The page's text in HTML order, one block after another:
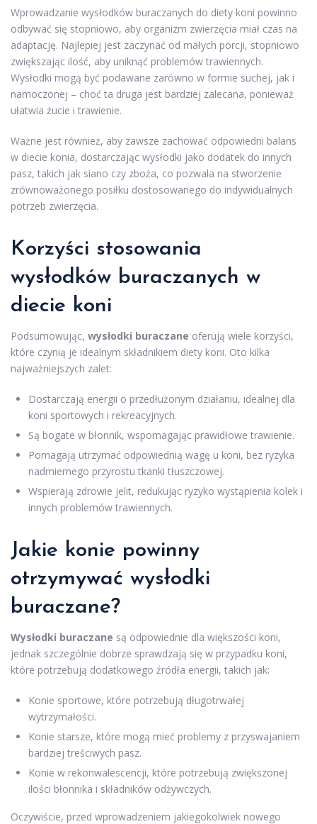
Wprowadzanie wysłodków buraczanych do diety koni powinno
odbywać się stopniowo, aby organizm zwierzęcia miał czas na
adaptację. Najlepiej jest zaczynać od małych porcji, stopniowo
zwiększając ilość, aby uniknąć problemów trawiennych.
Wysłodki mogą być podawane zarówno w formie suchej, jak i
namoczonej – choć ta druga jest bardziej zalecana, ponieważ
ułatwia żucie i trawienie.
Ważne jest również, aby zawsze zachować odpowiedni balans
w diecie konia, dostarczając wysłodki jako dodatek do innych
pasz, takich jak siano czy zboża, co pozwala na stworzenie
zrównoważonego posiłku dostosowanego do indywidualnych
potrzeb zwierzęcia.
Korzyści stosowania
wysłodków buraczanych w
diecie koni
Podsumowując, wysłodki buraczane oferują wiele korzyści,
które czynią je idealnym składnikiem diety koni. Oto kilka
najważniejszych zalet:
Dostarczają energii o przedłużonym działaniu, idealnej dla
koni sportowych i rekreacyjnych.
Są bogate w błonnik, wspomagając prawidłowe trawienie.
Pomagają utrzymać odpowiednią wagę u koni, bez ryzyka
nadmiernego przyrostu tkanki tłuszczowej.
Wspierają zdrowie jelit, redukując ryzyko wystąpienia kolek i
innych problemów trawiennych.
Jakie konie powinny
otrzymywać wysłodki
buraczane?
Wysłodki buraczane są odpowiednie dla większości koni,
jednak szczególnie dobrze sprawdzają się w przypadku koni,
które potrzebują dodatkowego źródła energii, takich jak:
Konie sportowe, które potrzebują długotrwałej
wytrzymałości.
Konie starsze, które mogą mieć problemy z przyswajaniem
bardziej treściwych pasz.
Konie w rekonwalescencji, które potrzebują zwiększonej
ilości błonnika i składników odżywczych.
Oczywiście, przed wprowadzeniem jakiegokolwiek nowego